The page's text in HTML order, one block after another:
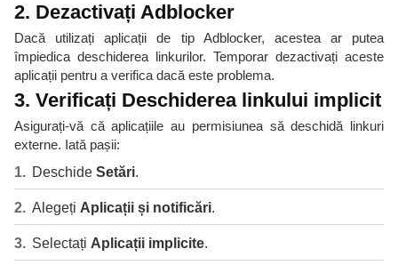
2. Dezactivați Adblocker
Dacă utilizați aplicații de tip Adblocker, acestea ar putea
împiedica deschiderea linkurilor. Temporar dezactivați aceste
aplicații pentru a verifica dacă este problema.
3. Verificați Deschiderea linkului implicit
Asigurați-vă că aplicațiile au permisiunea să deschidă linkuri
externe. Iată pașii:
Deschide Setări.
Alegeți Aplicații și notificări.
Selectați Aplicații implicite.